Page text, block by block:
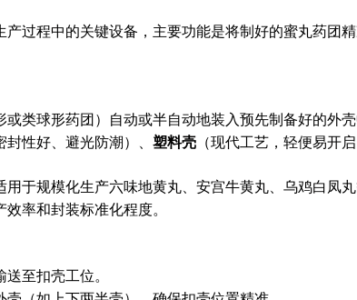
产过程中的关键设备，主要功能是将制好的蜜丸药团
类球形药团）自动或半自动地装入预先制备好的外壳
封性好、避光防潮）、 塑料壳 （现代工艺，轻便易开
于规模化生产六味地黄丸、安宫牛黄丸、乌鸡白凤丸
率和封装标准化程度。
送至扣壳工位。